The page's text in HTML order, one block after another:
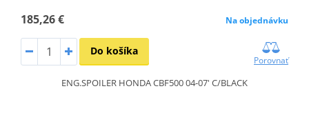
185,26 € Na objednávku
Do košíka
Porovnať
ENG.SPOILER HONDA CBF500 04-07' C/BLACK